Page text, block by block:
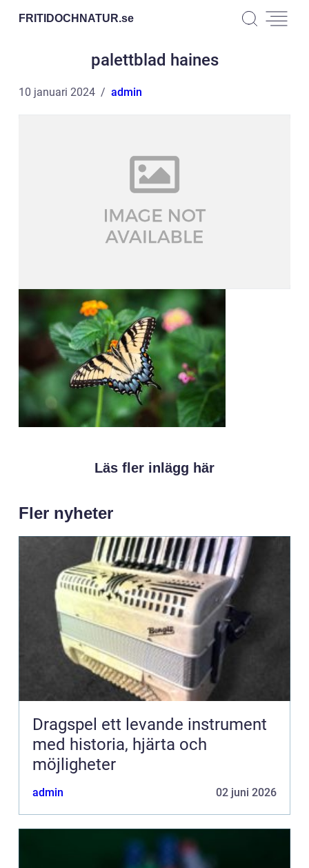
FRITIDOCHNATUR.se
palettblad haines
10 januari 2024 admin
Läs fler inlägg här
Fler nyheter
Dragspel ett levande instrument
med historia, hjärta och
möjligheter
admin 02 juni 2026